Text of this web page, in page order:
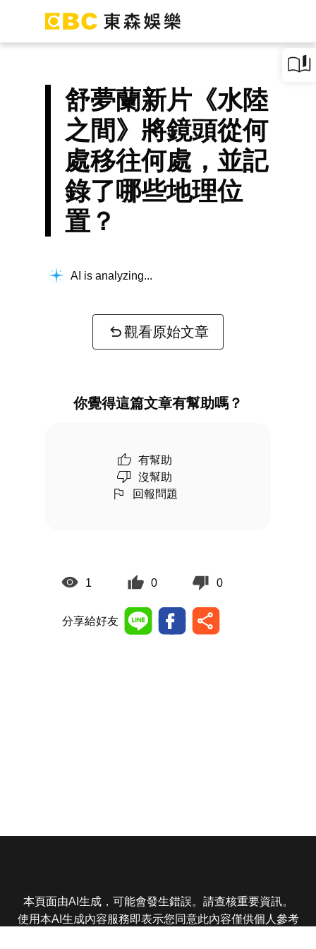
舒夢蘭新片《水陸
之間》將鏡頭從何
處移往何處，並記
錄了哪些地理位
置？
AI is analyzing...
觀看原始文章
你覺得這篇文章有幫助嗎？
有幫助
沒幫助
回報問題
1 0 0
分享給好友
本頁面由AI生成，可能會發生錯誤。請查核重要資訊。
使用本AI生成內容服務即表示您同意此內容僅供個人參考